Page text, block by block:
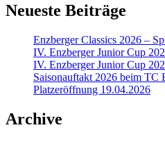
Neueste Beiträge
Enzberger Classics 2026 –
IV. Enzberger Junior Cup
IV. Enzberger Junior Cup
Saisonauftakt 2026 beim TC
Platzeröffnung 19.04.2026
Archive